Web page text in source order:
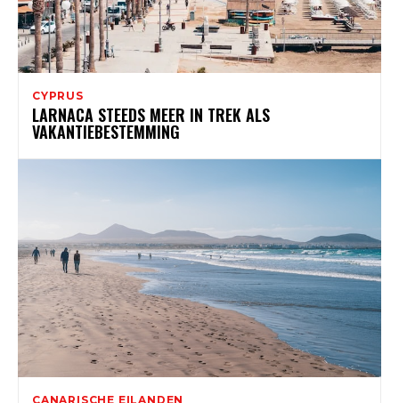
CYPRUS
LARNACA STEEDS MEER IN TREK ALS
VAKANTIEBESTEMMING
CANARISCHE EILANDEN